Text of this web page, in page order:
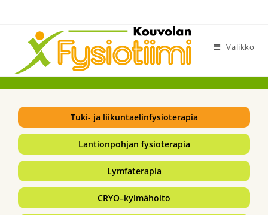
sisältöön
Valikko
Tuki- ja liikuntaelinfysioterapia
Lantionpohjan fysioterapia
Lymfaterapia
CRYO–kylmähoito